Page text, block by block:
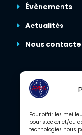
Pour offrir les
pour stocker et/ou
technologies nous
Évènements
Actualités
Nous